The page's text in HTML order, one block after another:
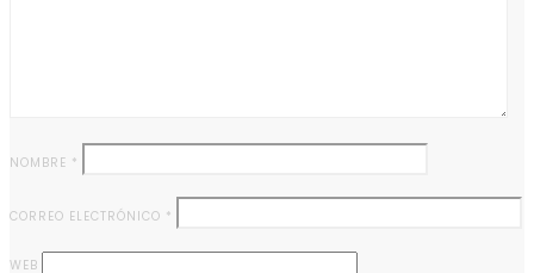
NOMBRE *
CORREO ELECTRÓNICO *
WEB